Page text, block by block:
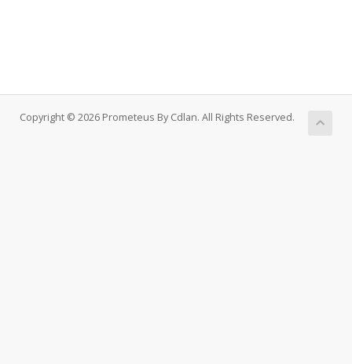
Copyright © 2026 Prometeus By Cdlan. All Rights Reserved.